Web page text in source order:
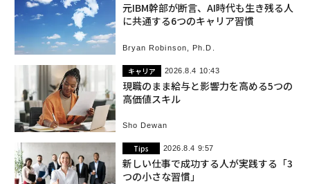
元IBM幹部が断言、AI時代も生き残る人
に共通する6つのキャリア習慣
Bryan Robinson, Ph.D.
キャリア 2026.8.4 10:43
現職のまま給与と影響力を高める5つの
高価値スキル
Sho Dewan
Tips 2026.8.4 9:57
新しい仕事で成功する人が実践する「3
つの小さな習慣」